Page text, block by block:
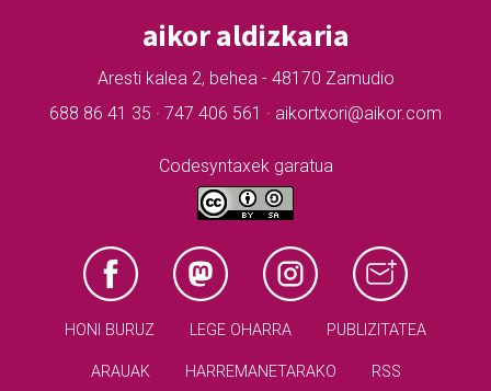
aikor aldizkaria
Aresti kalea 2, behea - 48170 Zamudio
688 86 41 35 · 747 406 561 · aikortxori@aikor.com
Codesyntaxek garatua
HONI BURUZ LEGE OHARRA PUBLIZITATEA
ARAUAK HARREMANETARAKO RSS